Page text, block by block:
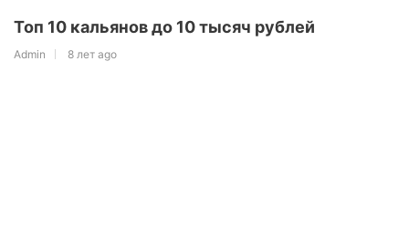
Топ 10 кальянов до 10 тысяч рублей
Admin 8 лет ago